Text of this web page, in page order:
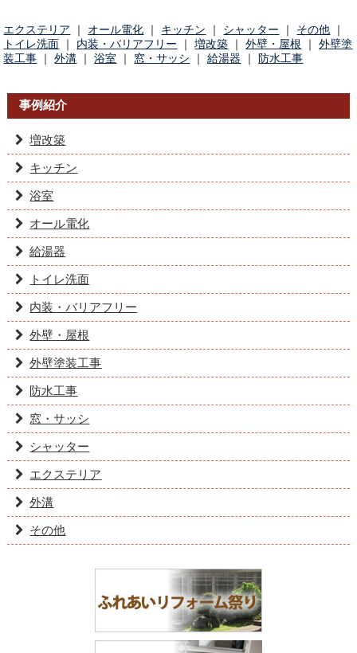
エクステリア オール電化 キッチン シャッター
その他
トイレ洗面
内装・バリアフリー 増改築 外壁・屋根
外壁塗
装工事
外溝 浴室 窓・サッシ 給湯器 防水工事
事例紹介
増改築
キッチン
浴室
オール電化
給湯器
トイレ洗面
内装・バリアフリー
外壁・屋根
外壁塗装工事
防水工事
窓・サッシ
シャッター
エクステリア
外溝
その他